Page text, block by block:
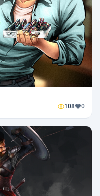
108 0